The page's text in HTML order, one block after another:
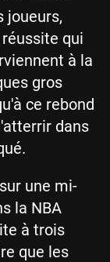
joueurs,
qui
à la
gros
ce rebond
dans
une mi-
la NBA
à trois
que les